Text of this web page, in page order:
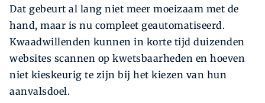
Dat gebeurt al lang niet meer moeizaam met de
hand, maar is nu compleet geautomatiseerd.
Kwaadwillenden kunnen in korte tijd duizenden
websites scannen op kwetsbaarheden en hoeven
niet kieskeurig te zijn bij het kiezen van hun
aanvalsdoel.